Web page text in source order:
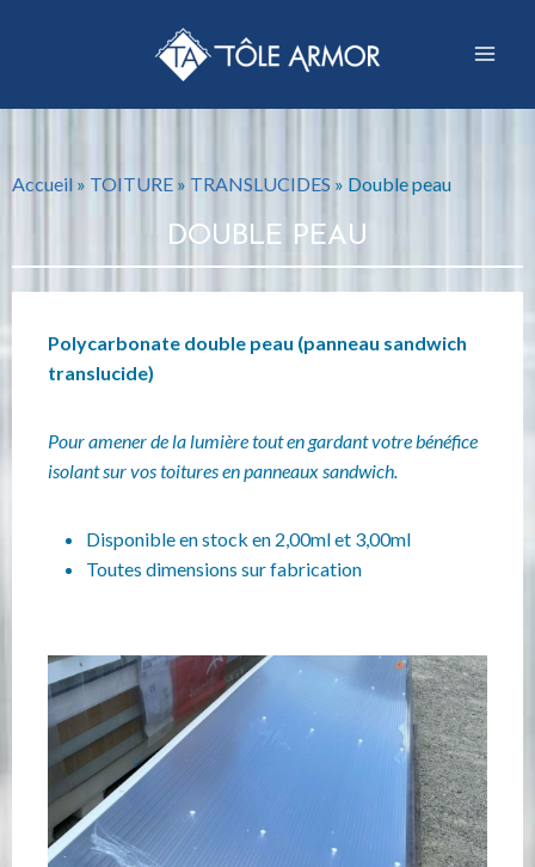
Accueil » TOITURE » TRANSLUCIDES » Double peau
DOUBLE PEAU
Polycarbonate double peau (panneau sandwich
translucide)
Pour amener de la lumière tout en gardant votre bénéfice
isolant sur vos toitures en panneaux sandwich.
Disponible en stock en 2,00ml et 3,00ml
Toutes dimensions sur fabrication